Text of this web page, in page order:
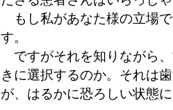
もし私があなた様の立場
す。
ですがそれを知りながら
きに選択するのか。それは
が、はるかに恐ろしい状態